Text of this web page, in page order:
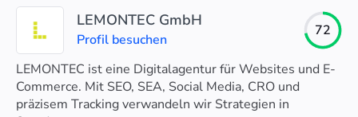
LEMONTEC GmbH
Profil besuchen
72
LEMONTEC ist eine Digitalagentur für Websites und E-
Commerce. Mit SEO, SEA, Social Media, CRO und
präzisem Tracking verwandeln wir Strategien in